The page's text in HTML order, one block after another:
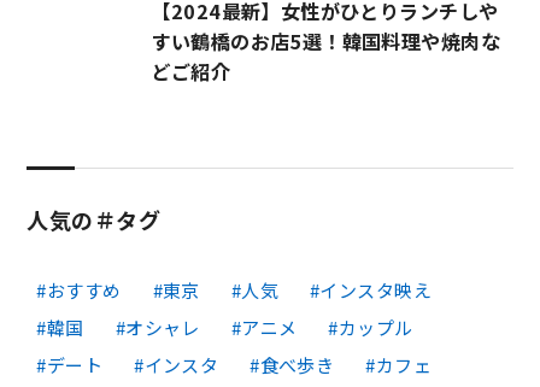
【2024最新】女性がひとりランチしや
すい鶴橋のお店5選！韓国料理や焼肉な
どご紹介
人気の＃タグ
おすすめ 東京 人気
インスタ映え
韓国
オシャレ アニメ
カップル
デート
インスタ 食べ歩き
カフェ